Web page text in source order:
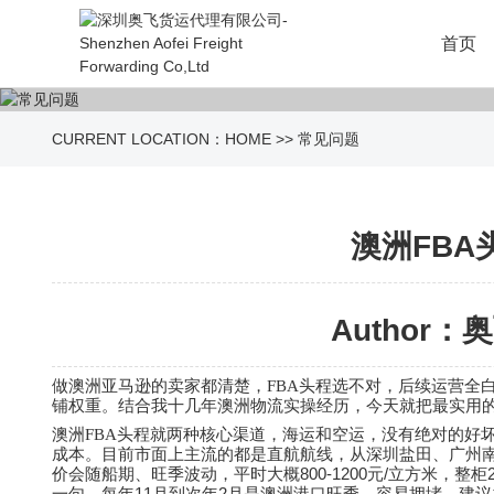
首页
CURRENT LOCATION： HOME >> 常见问题
澳洲FBA
Author：
做澳洲亚马逊的卖家都清楚，FBA头程选不对，后续运营
铺权重。结合我十几年澳洲物流实操经历，今天就把最实
澳洲FBA头程就两种核心渠道，海运和空运，没有绝对的好
成本。目前市面上主流的都是直航航线，从深圳盐田、广
价会随船期、旺季波动，平时大概800-1200元/立方米，整柜